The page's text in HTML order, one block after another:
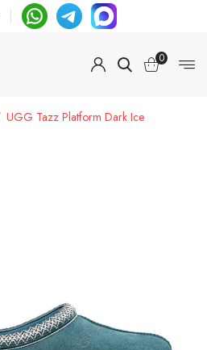
0
UGG Tazz Platform Dark Ice